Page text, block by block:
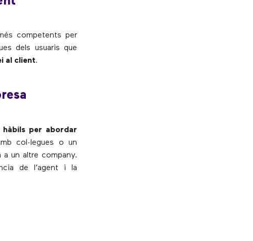
competents per
dels usuaris que
al client.
hàbils per abordar
col·legues o un
un altre company.
de l’agent i la